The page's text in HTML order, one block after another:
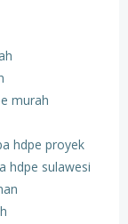
murah
hdpe proyek
hdpe sulawesi